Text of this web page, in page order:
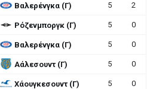
Βαλερένγκα (Γ) 5 2
Ρόζενμποργκ (Γ) 5 0
Βαλερένγκα (Γ) 5 0
Αάλεσουντ (Γ) 5 0
Χάουγκεσουντ (Γ) 5 0